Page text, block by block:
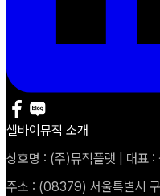
셀바이뮤직 소개
상호명 : (주)뮤직플랫 | 대표 :
주소 : (08379) 서울특별시